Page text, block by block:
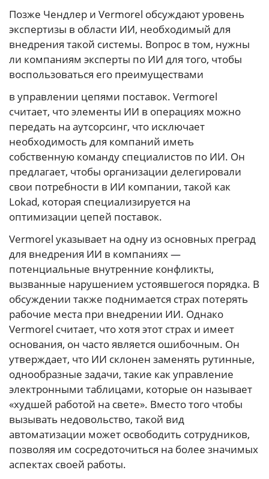
Позже Чендлер и Vermorel обсуждают уровень
экспертизы в области ИИ, необходимый для
внедрения такой системы. Вопрос в том, нужны
ли компаниям эксперты по ИИ для того, чтобы
воспользоваться его преимуществами
в управлении цепями поставок. Vermorel
считает, что элементы ИИ в операциях можно
передать на аутсорсинг, что исключает
необходимость для компаний иметь
собственную команду специалистов по ИИ. Он
предлагает, чтобы организации делегировали
свои потребности в ИИ компании, такой как
Lokad, которая специализируется на
оптимизации цепей поставок.
Vermorel указывает на одну из основных преград
для внедрения ИИ в компаниях —
потенциальные внутренние конфликты,
вызванные нарушением устоявшегося порядка. В
обсуждении также поднимается страх потерять
рабочие места при внедрении ИИ. Однако
Vermorel считает, что хотя этот страх и имеет
основания, он часто является ошибочным. Он
утверждает, что ИИ склонен заменять рутинные,
однообразные задачи, такие как управление
электронными таблицами, которые он называет
«худшей работой на свете». Вместо того чтобы
вызывать недовольство, такой вид
автоматизации может освободить сотрудников,
позволяя им сосредоточиться на более значимых
аспектах своей работы.